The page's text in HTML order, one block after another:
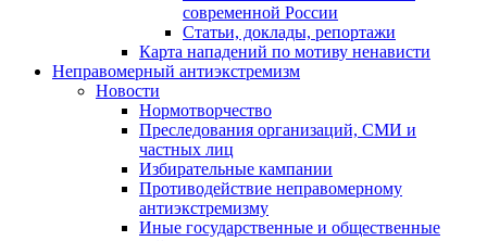
современной России
Статьи, доклады, репортажи
Карта нападений по мотиву ненависти
Неправомерный антиэкстремизм
Новости
Нормотворчество
Преследования организаций, СМИ и
частных лиц
Избирательные кампании
Противодействие неправомерному
антиэкстремизму
Иные государственные и общественные